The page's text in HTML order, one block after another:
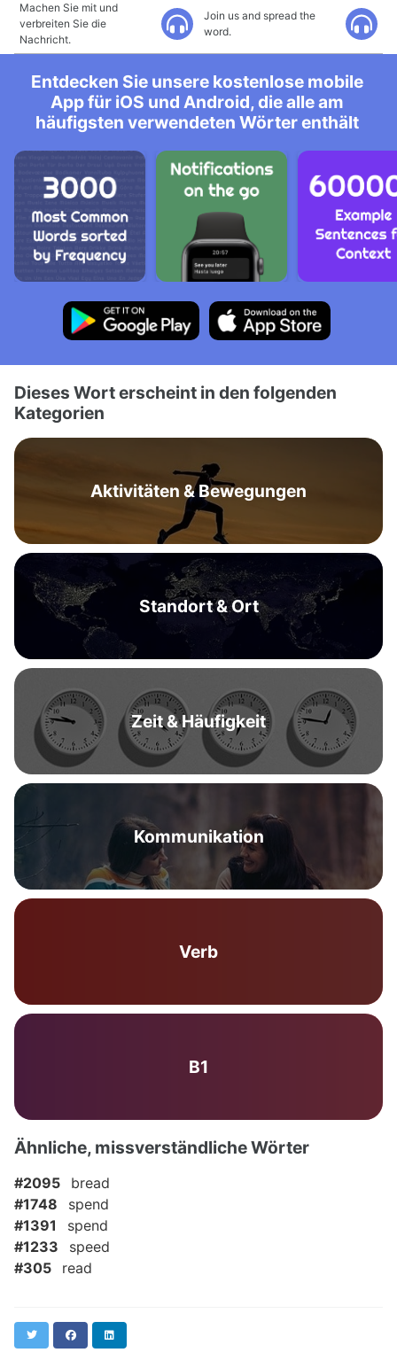
Machen Sie mit und
verbreiten Sie die
Nachricht.
Join us and spread the
word.
Entdecken Sie unsere kostenlose mobile
App für iOS und Android, die alle am
häufigsten verwendeten Wörter enthält
Dieses Wort erscheint in den folgenden
Kategorien
Aktivitäten & Bewegungen
Standort & Ort
Zeit & Häufigkeit
Kommunikation
Verb
B1
Ähnliche, missverständliche Wörter
#2095
bread
#1748
spend
#1391
spend
#1233
speed
#305
read
Twitter Facebook